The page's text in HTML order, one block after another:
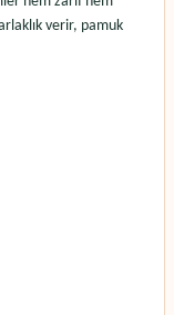
verir, pamuk